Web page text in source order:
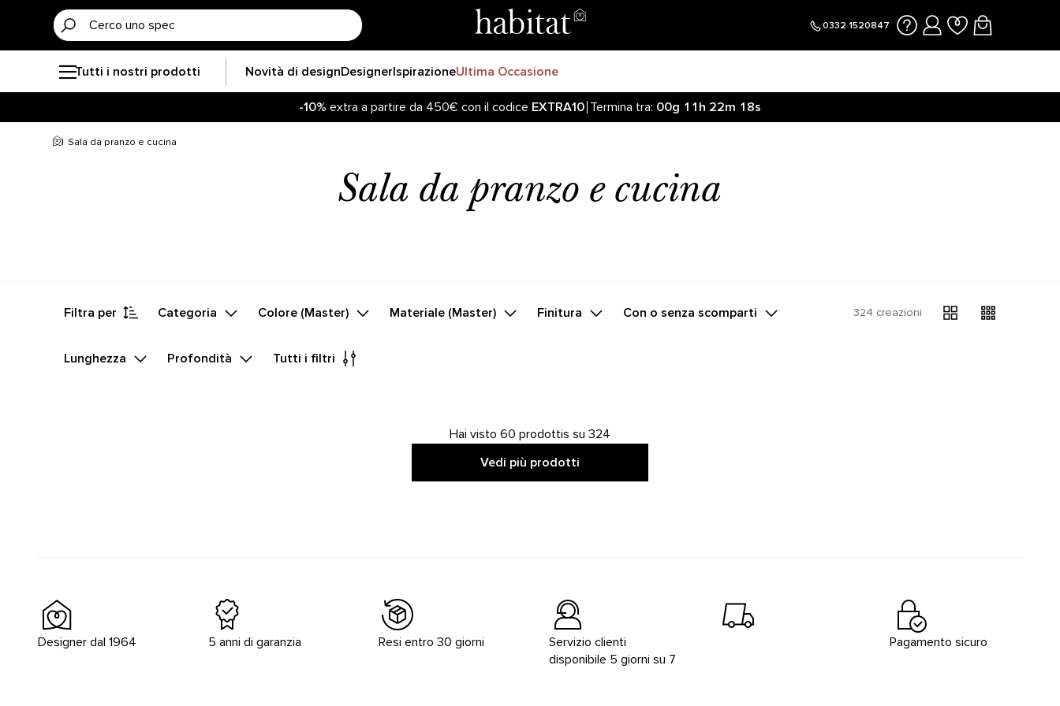
0332 1520847
Tutti i nostri prodotti Novità di designDesignerIspirazioneUltima Occasione
-10% extra a partire da 450€ con il codice EXTRA10 Termina tra: 00g 11h 22m 18s
Sala da pranzo e cucina
Sala da pranzo e cucina
Filtra per Categoria Colore (Master) Materiale (Master) Finitura Con o senza scomparti
Lunghezza Profondità Tutti i filtri
324 creazioni
Hai visto 60 prodottis su 324
Vedi più prodotti
Designer dal 1964 5 anni di garanzia Resi entro 30 giorni
Servizio clienti
disponibile 5 giorni su 7
Pagamento sicuro